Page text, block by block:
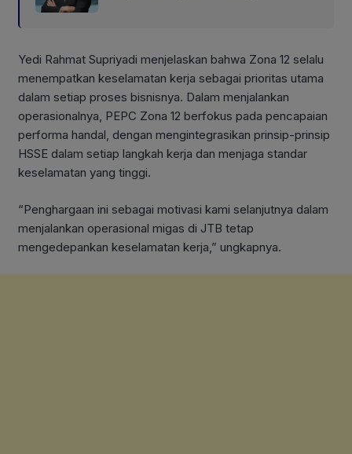
Yedi Rahmat Supriyadi menjelaskan bahwa Zona 12 selalu
menempatkan keselamatan kerja sebagai prioritas utama
dalam setiap proses bisnisnya. Dalam menjalankan
operasionalnya, PEPC Zona 12 berfokus pada pencapaian
performa handal, dengan mengintegrasikan prinsip-prinsip
HSSE dalam setiap langkah kerja dan menjaga standar
keselamatan yang tinggi.
“Penghargaan ini sebagai motivasi kami selanjutnya dalam
menjalankan operasional migas di JTB tetap
mengedepankan keselamatan kerja,” ungkapnya.